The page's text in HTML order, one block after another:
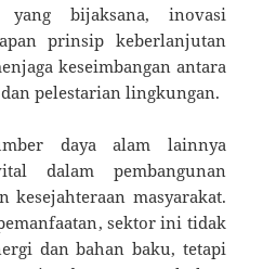
yang bijaksana, inovasi
prinsip keberlanjutan
keseimbangan antara
pelestarian lingkungan.
daya alam lainnya
dalam pembangunan
kesejahteraan masyarakat.
sektor ini tidak
dan bahan baku, tetapi